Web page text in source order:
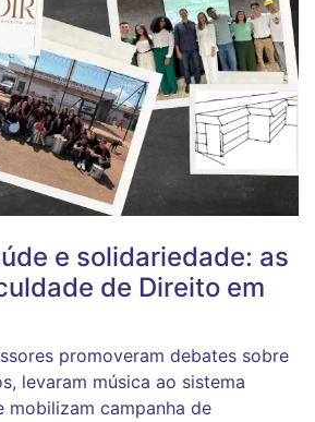
e solidariedade: as
de Direito em
promoveram debates sobre
levaram música ao sistema
mobilizam campanha de